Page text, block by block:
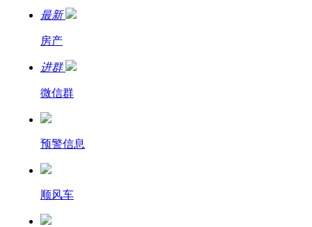
最新
房产
进群
微信群
预警信息
顺风车